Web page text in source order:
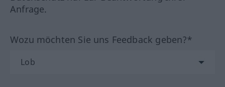
Anfrage.
Wozu möchten Sie uns Feedback geben?*